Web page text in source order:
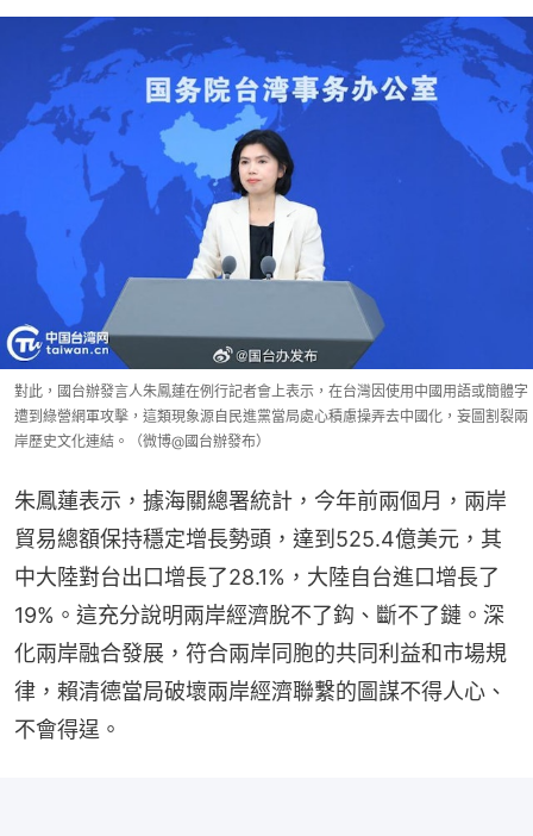
對此，國台辦發言人朱鳳蓮在例行記者會上表示，在台灣因使用中國用語或簡體字
遭到綠營網軍攻擊，這類現象源自民進黨當局處心積慮操弄去中國化，妄圖割裂兩
岸歷史文化連結。（微博@國台辦發布）
朱鳳蓮表示，據海關總署統計，今年前兩個月，兩岸
貿易總額保持穩定增長勢頭，達到525.4億美元，其
中大陸對台出口增長了28.1%，大陸自台進口增長了
19%。這充分說明兩岸經濟脫不了鈎、斷不了鏈。深
化兩岸融合發展，符合兩岸同胞的共同利益和市場規
律，賴清德當局破壞兩岸經濟聯繫的圖謀不得人心、
不會得逞。